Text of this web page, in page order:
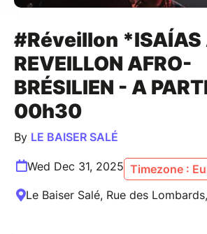
#Réveillon *ISAÍAS
REVEILLON AFRO-
BRÉSILIEN - A
00h30
By LE BAISER SALÉ
Wed Dec 31, 2025 Timezone :
Le Baiser Salé, Rue des